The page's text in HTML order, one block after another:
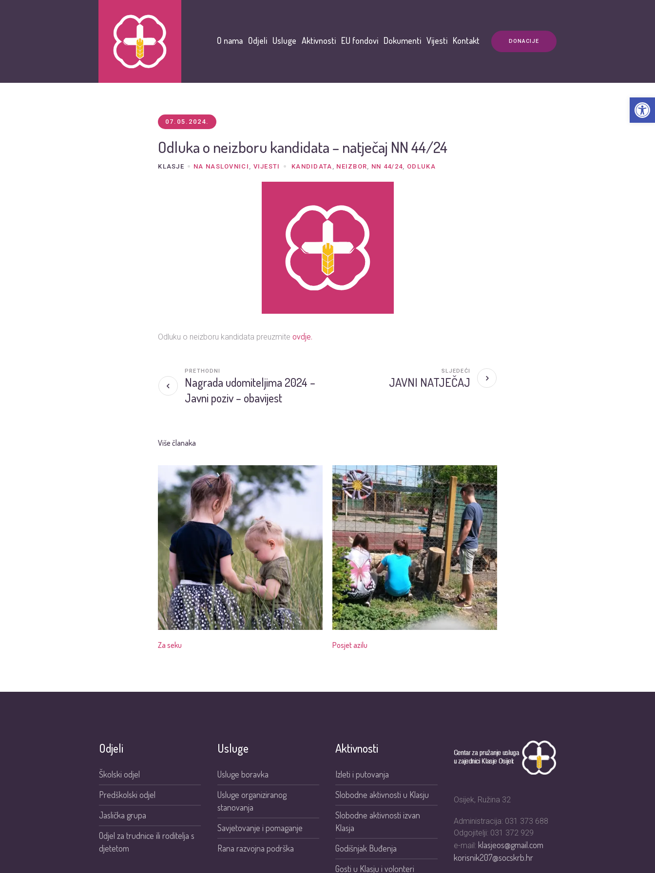
DONACIJE
O nama Odjeli Usluge Aktivnosti EU fondovi Dokumenti Vijesti Kontakt
07.05.2024.
Odluka o neizboru kandidata – natječaj NN 44/24
KLASJE NA NASLOVNICI , VIJESTI KANDIDATA , NEIZBOR, NN 44/24, ODLUKA
Odluku o neizboru kandidata preuzmiteovdje.
Nagrada udomiteljima 2024 –
Javni poziv – obavijest
PRETHODNI
JAVNI NATJEČAJ
SLJEDEĆI
Više članaka
Za seku Posjet azilu
Odjeli
Školski odjel
Predškolski odjel
Jaslička grupa
Odjel za trudnice ili roditelja s
djetetom
Usluge
Usluge boravka
Usluge organiziranog
stanovanja
Savjetovanje i pomaganje
Rana razvojna podrška
Aktivnosti
Izleti i putovanja
Slobodne aktivnosti u Klasju
Slobodne aktivnosti izvan
Klasja
Godišnjak Buđenja
Gosti u Klasju i volonteri
Osijek, Ružina 32
Administracija: 031 373 688
Odgojitelji: 031 372 929
e-mail: klasjeos@gmail.com
korisnik207@socskrb.hr